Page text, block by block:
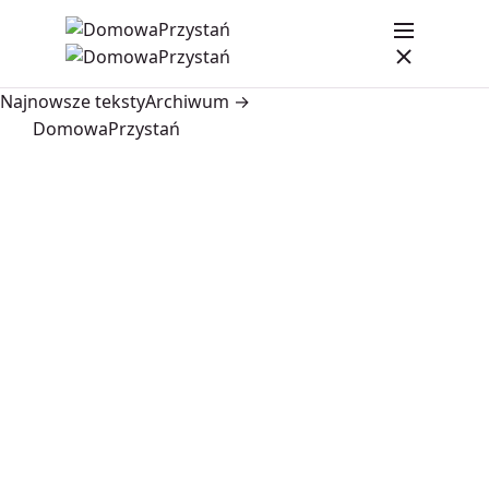
Najnowsze tekstyArchiwum →
DomowaPrzystań